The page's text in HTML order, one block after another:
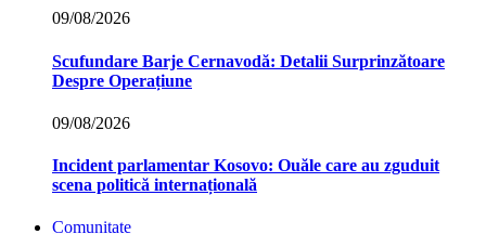
09/08/2026
Scufundare Barje Cernavodă: Detalii Surprinzătoare
Despre Operațiune
09/08/2026
Incident parlamentar Kosovo: Ouăle care au zguduit
scena politică internațională
Comunitate